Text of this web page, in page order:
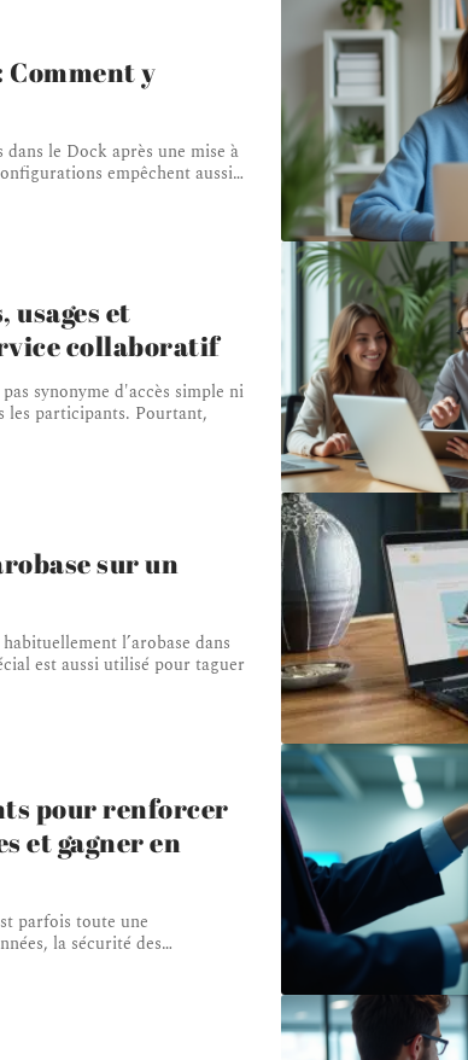
Comment y
le Dock après une mise à
empêchent aussi…
usages et
collaboratif
synonyme d'accès simple ni
participants. Pourtant,
sur un
l’arobase dans
est aussi utilisé pour taguer
pour renforcer
et gagner en
parfois toute une
la sécurité des…